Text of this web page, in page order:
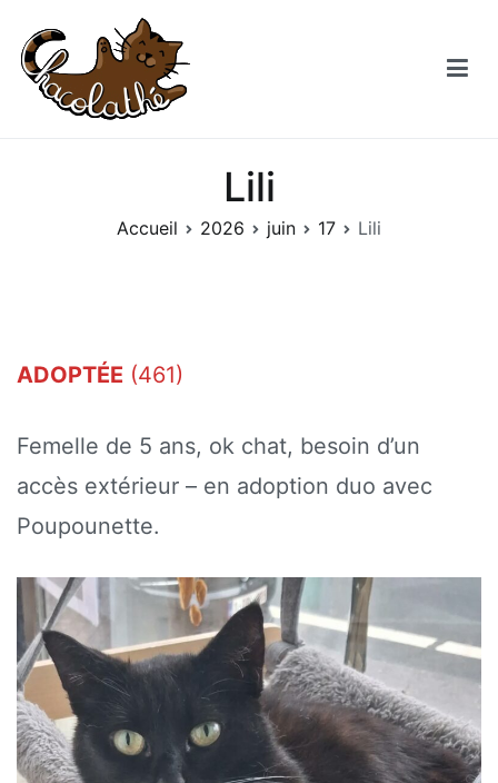
contenu
Lili
Accueil 2026 juin 17 Lili
ADOPTÉE (461)
Femelle de 5 ans, ok chat, besoin d’un
accès extérieur – en adoption duo avec
Poupounette.